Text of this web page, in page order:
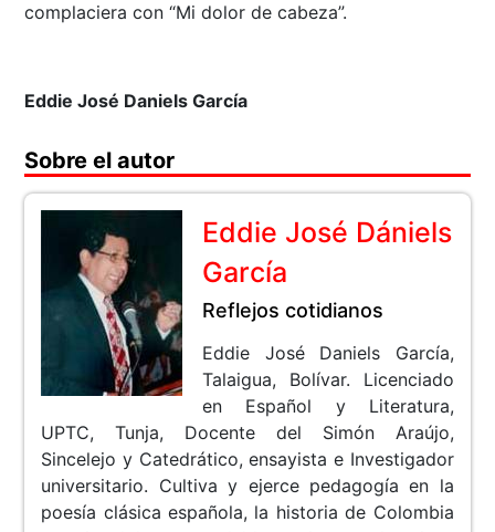
complaciera con “Mi dolor de cabeza”.
Eddie José Daniels García
Sobre el autor
Eddie José Dániels
García
Reflejos cotidianos
Eddie José Daniels García,
Talaigua, Bolívar. Licenciado
en Español y Literatura,
UPTC, Tunja, Docente del Simón Araújo,
Sincelejo y Catedrático, ensayista e Investigador
universitario. Cultiva y ejerce pedagogía en la
poesía clásica española, la historia de Colombia